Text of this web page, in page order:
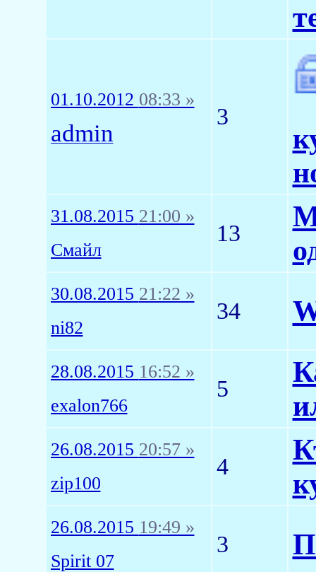
01.10.2012 08:33 »
admin
3
31.08.2015 21:00 »
Смайл
13
30.08.2015 21:22 »
ni82
34
28.08.2015 16:52 »
exalon766
5
26.08.2015 20:57 »
zip100
4
26.08.2015 19:49 »
Spirit 07
3